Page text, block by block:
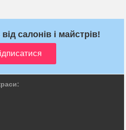
салонів і майстрів!